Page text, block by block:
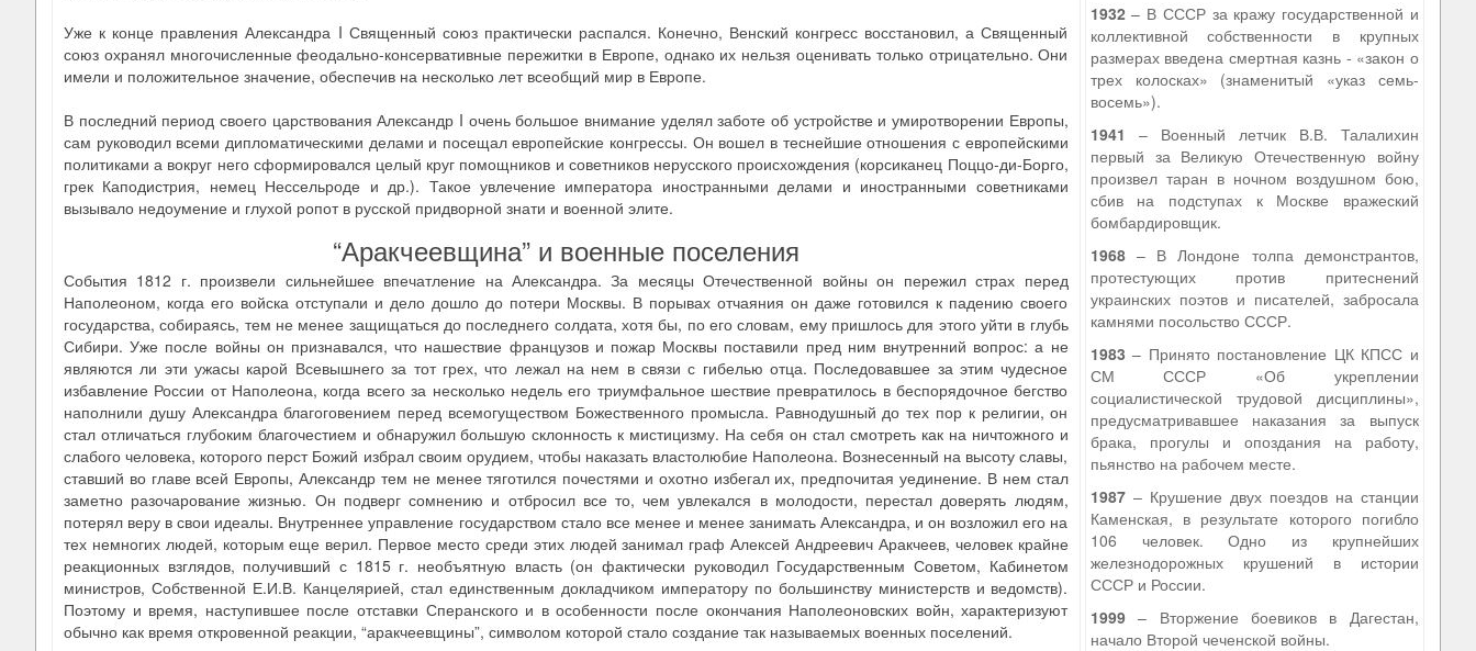
Уже к конце правления Александра I Священный союз практически распался. Конечно, Венский конгресс восстановил, а Священный
союз охранял многочисленные феодально-консервативные пережитки в Европе, однако их нельзя оценивать только отрицательно. Они
имели и положительное значение, обеспечив на несколько лет всеобщий мир в Европе.
В последний период своего царствования Александр I очень большое внимание уделял заботе об устройстве и умиротворении Европы,
сам руководил всеми дипломатическими делами и посещал европейские конгрессы. Он вошел в теснейшие отношения с европейскими
политиками а вокруг него сформировался целый круг помощников и советников нерусского происхождения (корсиканец Поццо-ди-Борго,
грек Каподистрия, немец Нессельроде и др.). Такое увлечение императора иностранными делами и иностранными советниками
вызывало недоумение и глухой ропот в русской придворной знати и военной элите.
“Аракчеевщина” и военные поселения
События 1812 г. произвели сильнейшее впечатление на Александра. За месяцы Отечественной войны он пережил страх перед
Наполеоном, когда его войска отступали и дело дошло до потери Москвы. В порывах отчаяния он даже готовился к падению своего
государства, собираясь, тем не менее защищаться до последнего солдата, хотя бы, по его словам, ему пришлось для этого уйти в глубь
Сибири. Уже после войны он признавался, что нашествие французов и пожар Москвы поставили пред ним внутренний вопрос: а не
являются ли эти ужасы карой Всевышнего за тот грех, что лежал на нем в связи с гибелью отца. Последовавшее за этим чудесное
избавление России от Наполеона, когда всего за несколько недель его триумфальное шествие превратилось в беспорядочное бегство
наполнили душу Александра благоговением перед всемогуществом Божественного промысла. Равнодушный до тех пор к религии, он
стал отличаться глубоким благочестием и обнаружил большую склонность к мистицизму. На себя он стал смотреть как на ничтожного и
слабого человека, которого перст Божий избрал своим орудием, чтобы наказать властолюбие Наполеона. Вознесенный на высоту славы,
ставший во главе всей Европы, Александр тем не менее тяготился почестями и охотно избегал их, предпочитая уединение. В нем стал
заметно разочарование жизнью. Он подверг сомнению и отбросил все то, чем увлекался в молодости, перестал доверять людям,
потерял веру в свои идеалы. Внутреннее управление государством стало все менее и менее занимать Александра, и он возложил его на
тех немногих людей, которым еще верил. Первое место среди этих людей занимал граф Алексей Андреевич Аракчеев, человек крайне
реакционных взглядов, получивший с 1815 г. необъятную власть (он фактически руководил Государственным Советом, Кабинетом
министров, Собственной Е.И.В. Канцелярией, стал единственным докладчиком императору по большинству министерств и ведомств).
Поэтому и время, наступившее после отставки Сперанского и в особенности после окончания Наполеоновских войн, характеризуют
обычно как время откровенной реакции, “аракчеевщины”, символом которой стало создание так называемых военных поселений.
1932– В СССР за кражу государственной и
коллективной собственности в крупных
размерах введена смертная казнь - «закон о
трех колосках» (знаменитый «указ семь-
восемь»).
1941 – Военный летчик В.В. Талалихин
первый за Великую Отечественную войну
произвел таран в ночном воздушном бою,
сбив на подступах к Москве вражеский
бомбардировщик.
1968– В Лондоне толпа демонстрантов,
протестующих против притеснений
украинских поэтов и писателей, забросала
камнями посольство СССР.
1983 – Принято постановление ЦК КПСС и
СМ СССР «Об укреплении
социалистической трудовой дисциплины»,
предусматривавшее наказания за выпуск
брака, прогулы и опоздания на работу,
пьянство на рабочем месте.
1987– Крушение двух поездов на станции
Каменская, в результате которого погибло
106 человек. Одно из крупнейших
железнодорожных крушений в истории
СССР и России.
1999– Вторжение боевиков в Дагестан,
начало Второй чеченской войны.